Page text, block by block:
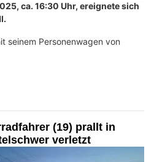
ca. 16:30 Uhr, ereignete sich
seinem Personenwagen von
(19) prallt in
verletzt